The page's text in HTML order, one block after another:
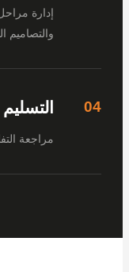
إدارة مراحل التنفيذ
والتصاميم المعتمدة.
التسليم
مراجعة التفاصيل